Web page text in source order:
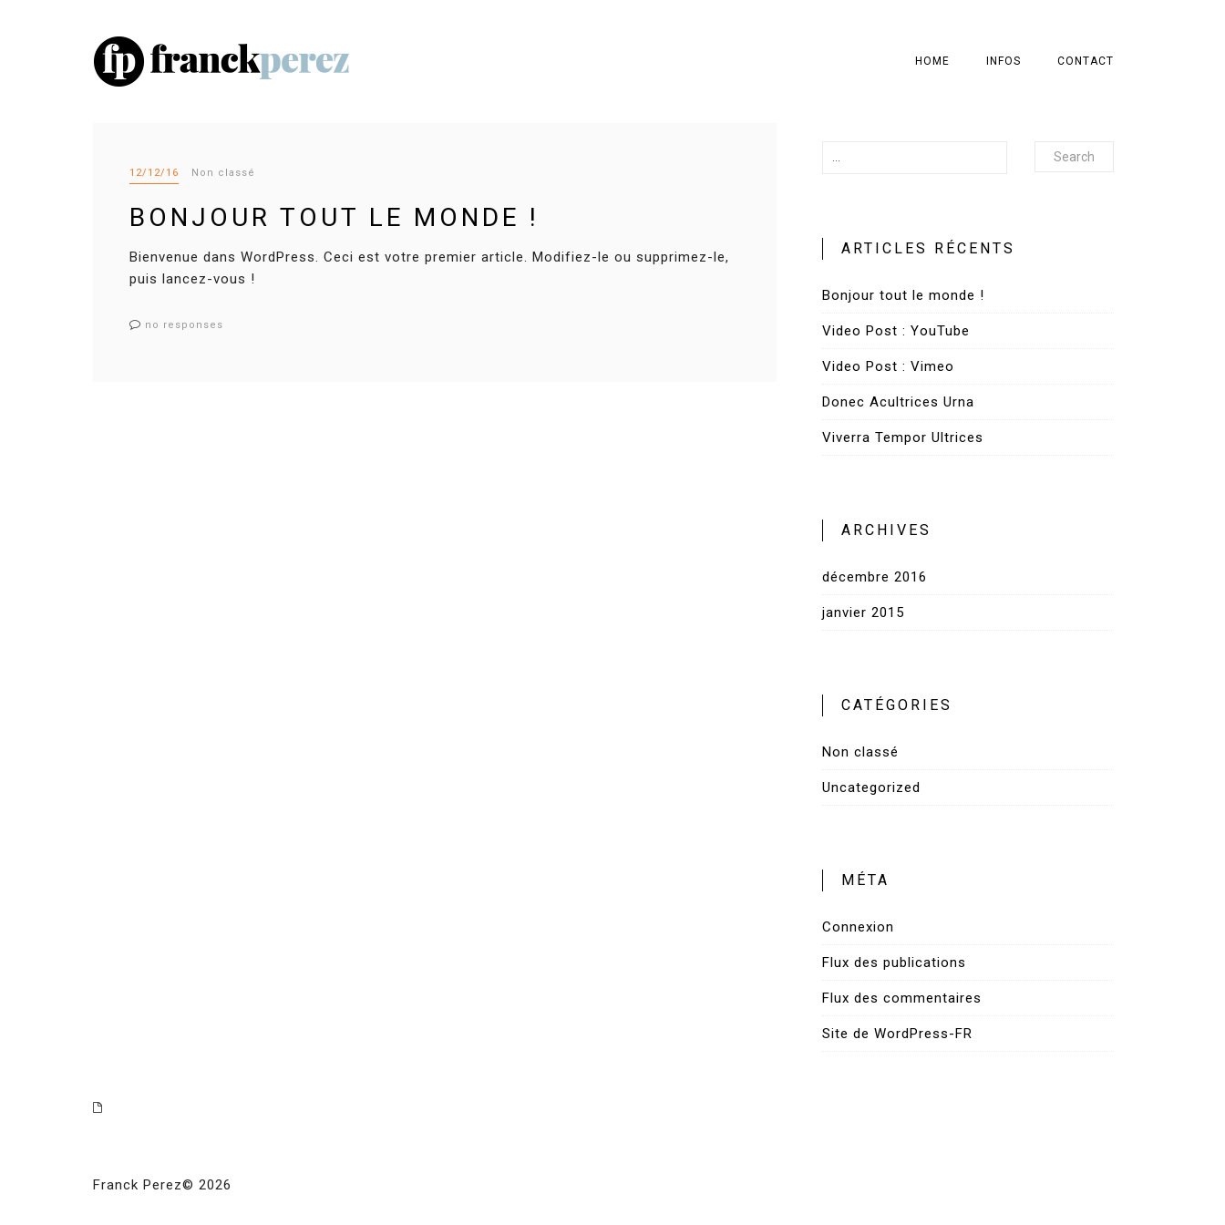
HOME INFOS CONTACT
12/12/16 Non classé
BONJOUR TOUT LE MONDE !
Bienvenue dans WordPress. Ceci est votre premier article. Modifiez-le ou supprimez-le,
puis lancez-vous !
no responses
Search
ARTICLES RÉCENTS
Bonjour tout le monde !
Video Post : YouTube
Video Post : Vimeo
Donec Acultrices Urna
Viverra Tempor Ultrices
ARCHIVES
décembre 2016
janvier 2015
CATÉGORIES
Non classé
Uncategorized
MÉTA
Connexion
Flux des publications
Flux des commentaires
Site de WordPress-FR
Franck Perez© 2026